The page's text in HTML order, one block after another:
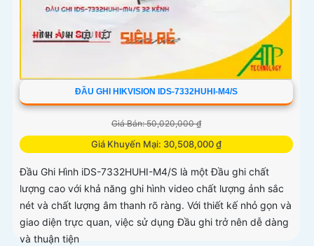
ĐẦU GHI HIKVISION IDS-7332HUHI-M4/S
Giá Bán: 50,020,000 ₫
Giá Khuyến Mại: 30,508,000 ₫
Đầu Ghi Hình iDS-7332HUHI-M4/S là một Đầu ghi chất
lượng cao với khả năng ghi hình video chất lượng ảnh sắc
nét và chất lượng âm thanh rõ ràng. Với thiết kế nhỏ gọn và
giao diện trực quan, việc sử dụng Đầu ghi trở nên dễ dàng
và thuận tiện